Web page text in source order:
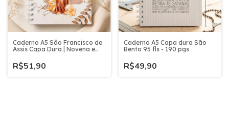
Caderno A5 São Francisco de
Assis Capa Dura | Novena e
Religioso - 95 fls - 190 pgs
R$51,90
Caderno A5 Capa dura São
Bento 95 fls - 190 pgs
R$49,90